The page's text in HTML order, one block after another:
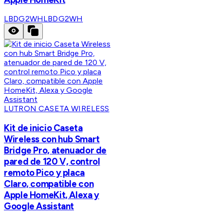
LBDG2WHLBDG2WH
LUTRON CASETA WIRELESS
Kit de inicio Caseta
Wireless con hub Smart
Bridge Pro, atenuador de
pared de 120 V, control
remoto Pico y placa
Claro, compatible con
Apple HomeKit, Alexa y
Google Assistant